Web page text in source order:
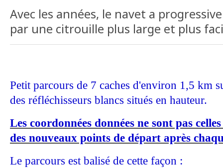
Avec les années, le navet a
par une citrouille plus large et plus
Petit parcours de 7 caches d'environ 1,5 km
des réfléchisseurs blancs situés en hauteur.
Les coordonnées données ne sont pas
des nouveaux points de départ après
Le parcours est balisé de cette façon :